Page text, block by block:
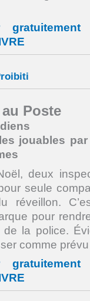
Poste
jouables
deux
seule
réveillon.
pour
de la police.
comme